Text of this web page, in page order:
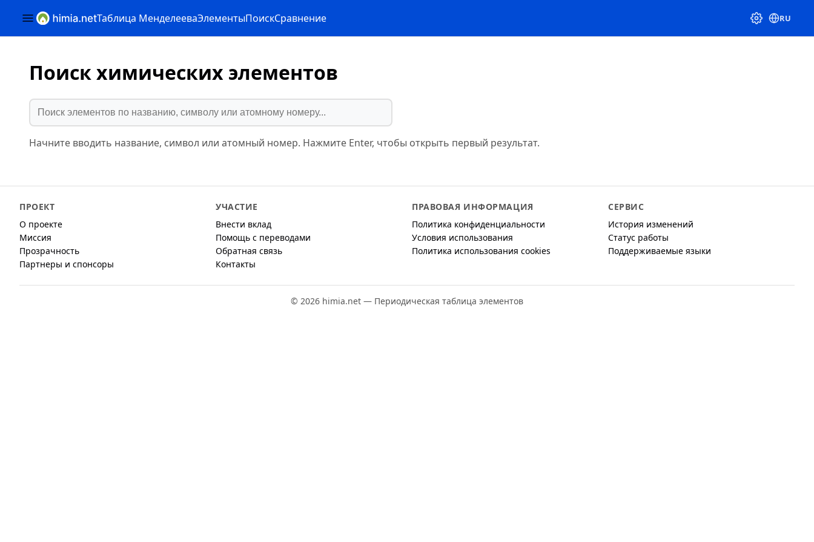
Таблица МенделееваЭлементыПоискСравнение RU
Поиск химических элементов
Начните вводить название, символ или атомный номер. Нажмите Enter, чтобы открыть первый результат.
ПРОЕКТ
О проекте
Миссия
Прозрачность
Партнеры и спонсоры
УЧАСТИЕ
Внести вклад
Помощь с переводами
Обратная связь
Контакты
ПРАВОВАЯ ИНФОРМАЦИЯ
Политика конфиденциальности
Условия использования
Политика использования cookies
СЕРВИС
История изменений
Статус работы
Поддерживаемые языки
© 2026 himia.net — Периодическая таблица элементов